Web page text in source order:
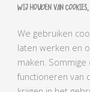
AGB-
Kabiz
Wij houden van
We gebruiken
laten werken en
maken.
functioneren van